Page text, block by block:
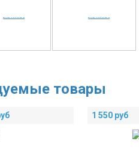
товары
1 550 руб